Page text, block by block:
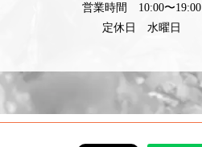
営業時間 10:00〜19:00
定休日 水曜日